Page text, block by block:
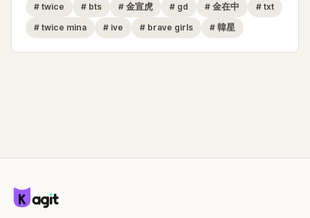
# twice # bts # 金宣虎 # gd # 金在中 # txt
# twice mina # ive # brave girls # 韓星